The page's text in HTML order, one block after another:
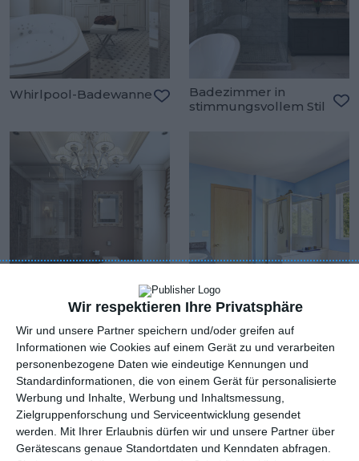
Wir respektieren Ihre Privatsphäre
Wir und unsere Partner speichern und/oder greifen auf
Informationen wie Cookies auf einem Gerät zu und verarbeiten
personenbezogene Daten wie eindeutige Kennungen und
Standardinformationen, die von einem Gerät für personalisierte
Werbung und Inhalte, Werbung und Inhaltsmessung,
Zielgruppenforschung und Serviceentwicklung gesendet
werden.
Mit Ihrer Erlaubnis dürfen wir und unsere Partner über
Gerätescans genaue Standortdaten und Kenndaten abfragen.
Whirlpool-Badewanne
Zu den Favoriten hinzufügen
Badezimmer in
stimmungsvollem Stil
Beigefarbenes
Raffrollo
Zu den Favoriten hinzufügen
Blaues Badezimmer
mit Badewanne und
Dusche